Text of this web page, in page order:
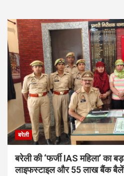
बरेली
बरेली की ‘फर्जी IAS महिला’ का
लाइफस्टाइल और 55 लाख बैंक